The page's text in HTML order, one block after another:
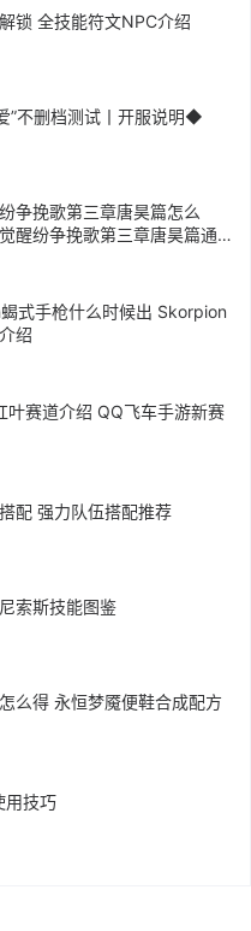
锁 全技能符文NPC介绍
无限爱”不删档测试丨开服说明◆
争挽歌第三章唐昊篇怎么
醒纷争挽歌第三章唐昊篇通
式手枪什么时候出 Skorpion
绍
叶赛道介绍 QQ飞车手游新赛
配 强力队伍搭配推荐
索斯技能图鉴
么得 永恒梦魇便鞋合成配方
用技巧